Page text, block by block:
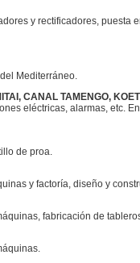
y rectificadores, puesta
Mediterráneo.
CANAL TAMENGO,
eléctricas, alarmas, etc.
de proa.
y factoría, diseño y
fabricación de